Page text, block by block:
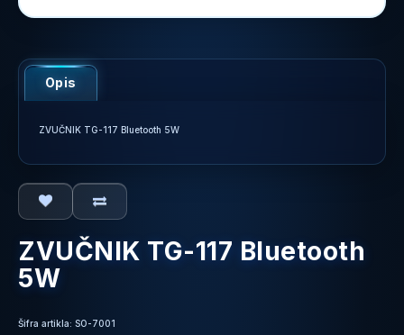
Opis
ZVUČNIK TG-117 Bluetooth 5W
ZVUČNIK TG-117 Bluetooth
5W
Šifra artikla: SO-7001